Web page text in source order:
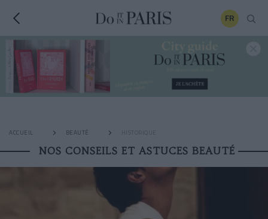
FR
ACCUEIL BEAUTÉ HISTORIQUE
NOS CONSEILS ET ASTUCES BEAUTÉ